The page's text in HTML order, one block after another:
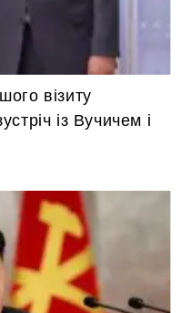
візиту
із Вучичем і